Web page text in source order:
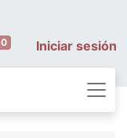
0 Iniciar sesión